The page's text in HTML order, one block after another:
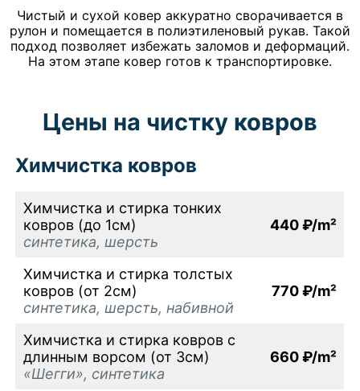
Чистый и сухой ковер аккуратно сворачивается в
рулон и помещается в полиэтиленовый рукав. Такой
подход позволяет избежать заломов и деформаций.
На этом этапе ковер готов к транспортировке.
Цены на чистку ковров
Химчистка ковров
Химчистка и стирка тонких
ковров (до 1см)
синтетика, шерсть
440 ₽/m²
Химчистка и стирка толстых
ковров (от 2см)
синтетика, шерсть, набивной
770 ₽/m²
Химчистка и стирка ковров с
длинным ворсом (от 3см)
«Шегги», синтетика
660 ₽/m²